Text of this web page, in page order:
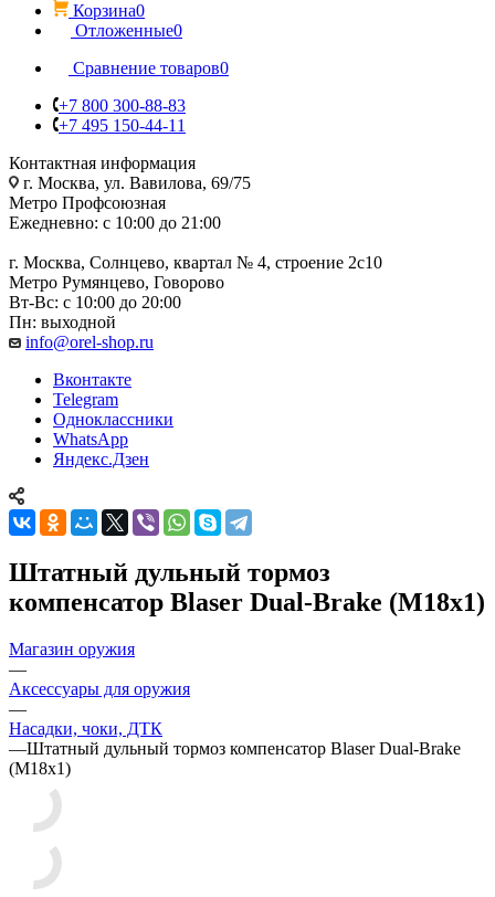
Корзина0
Отложенные0
Сравнение товаров0
+7 800 300-88-83
+7 495 150-44-11
Контактная информация
г. Москва, ул. Вавилова, 69/75
Метро Профсоюзная
Ежедневно: с 10:00 до 21:00
г. Москва, Солнцево, квартал № 4, строение 2с10
Метро Румянцево, Говорово
Вт-Вс: с 10:00 до 20:00
Пн: выходной
info@orel-shop.ru
Вконтакте
Telegram
Одноклассники
WhatsApp
Яндекс.Дзен
Штатный дульный тормоз
компенсатор Blaser Dual-Brake (M18x1)
Магазин оружия
—
Аксессуары для оружия
—
Насадки, чоки, ДТК
—Штатный дульный тормоз компенсатор Blaser Dual-Brake
(M18x1)